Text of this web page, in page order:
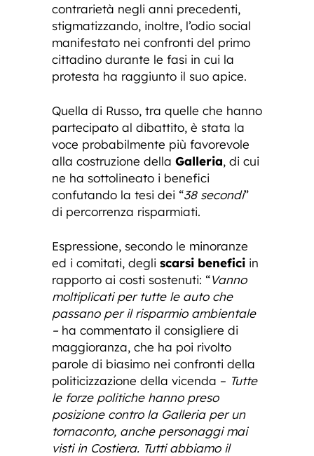
contrarietà negli anni precedenti,
stigmatizzando, inoltre, l’odio social
manifestato nei confronti del primo
cittadino durante le fasi in cui la
protesta ha raggiunto il suo apice.
Quella di Russo, tra quelle che hanno
partecipato al dibattito, è stata la
voce probabilmente più favorevole
alla costruzione della Galleria, di cui
ne ha sottolineato i benefici
confutando la tesi dei “38 secondi”
di percorrenza risparmiati.
Espressione, secondo le minoranze
ed i comitati, degli scarsi benefici in
rapporto ai costi sostenuti: “Vanno
moltiplicati per tutte le auto che
passano per il risparmio ambientale
– ha commentato il consigliere di
maggioranza, che ha poi rivolto
parole di biasimo nei confronti della
politicizzazione della vicenda – Tutte
le forze politiche hanno preso
posizione contro la Galleria per un
tornaconto, anche personaggi mai
visti in Costiera. Tutti abbiamo il